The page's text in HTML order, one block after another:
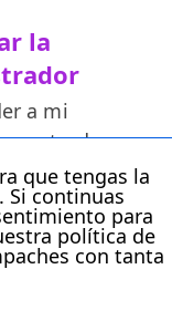
la
a mi
Leer más ->
que tengas la
Si continuas
para
política de
con tanta